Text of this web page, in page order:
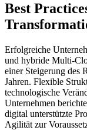
Best
Erfolgreiche
und hybride Multi-
einer Steigerung des
Jahren. Flexible
technologische
Unternehmen
digital unterstützte
Agilität zur